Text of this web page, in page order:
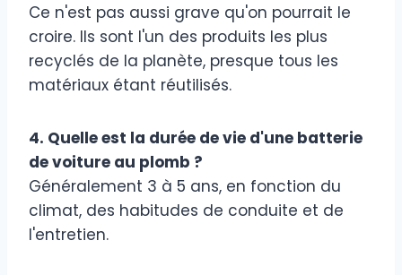
Ce n'est pas aussi grave qu'on pourrait le
croire. Ils sont l'un des produits les plus
recyclés de la planète, presque tous les
matériaux étant réutilisés.
4. Quelle est la durée de vie d'une batterie
de voiture au plomb ?
Généralement 3 à 5 ans, en fonction du
climat, des habitudes de conduite et de
l'entretien.